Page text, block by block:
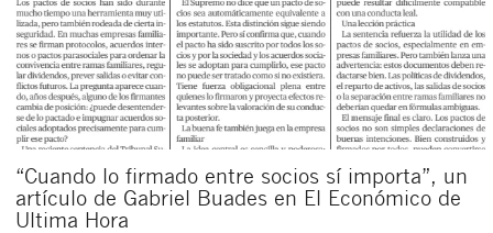
“Cuando lo firmado entre socios sí importa”, un
artículo de Gabriel Buades en El Económico de
Ultima Hora